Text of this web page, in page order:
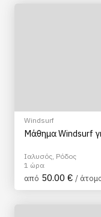
Windsurf
Μάθημα Windsurf
Ιαλυσός, Ρόδος
1 ώρα
από 50.00 € /